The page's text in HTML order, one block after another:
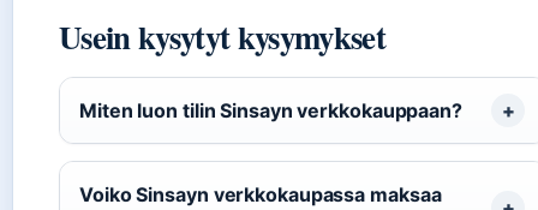
Usein kysytyt kysymykset
Miten luon tilin Sinsayn verkkokauppaan?
Voiko Sinsayn verkkokaupassa maksaa